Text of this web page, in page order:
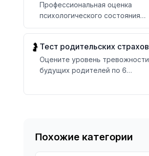
Профессиональная оценка
психологического состояния
беременной по 6 категориям с
🤰 Тест родительских страхов
Оцените уровень тревожности
будущих родителей по 6
Похожие категории